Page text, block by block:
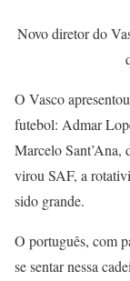
Novo diretor do
O Vasco
futebol: Admar
Marcelo Sant’Ana,
virou SAF, a
sido grande.
O português, com
se sentar nessa